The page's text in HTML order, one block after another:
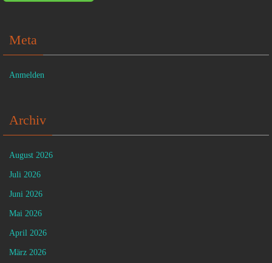
Meta
Anmelden
Archiv
August 2026
Juli 2026
Juni 2026
Mai 2026
April 2026
März 2026